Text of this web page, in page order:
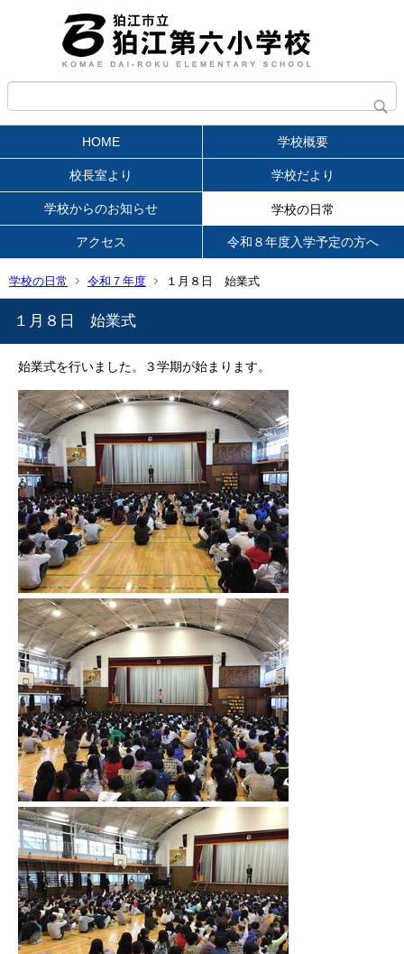
HOME 学校概要
校長室より 学校だより
学校からのお知らせ 学校の日常
アクセス 令和８年度入学予定の方へ
学校の日常 令和７年度 １月８日 始業式
１月８日 始業式
始業式を行いました。３学期が始まります。